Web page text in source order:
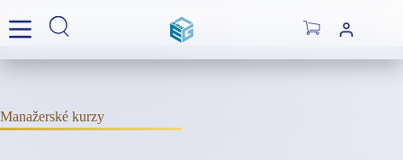
to
content
Shopping
Manažerské kurzy